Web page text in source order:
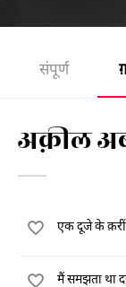
संपूर्ण
अक़ील
एक दूजे के
मैं समझता था